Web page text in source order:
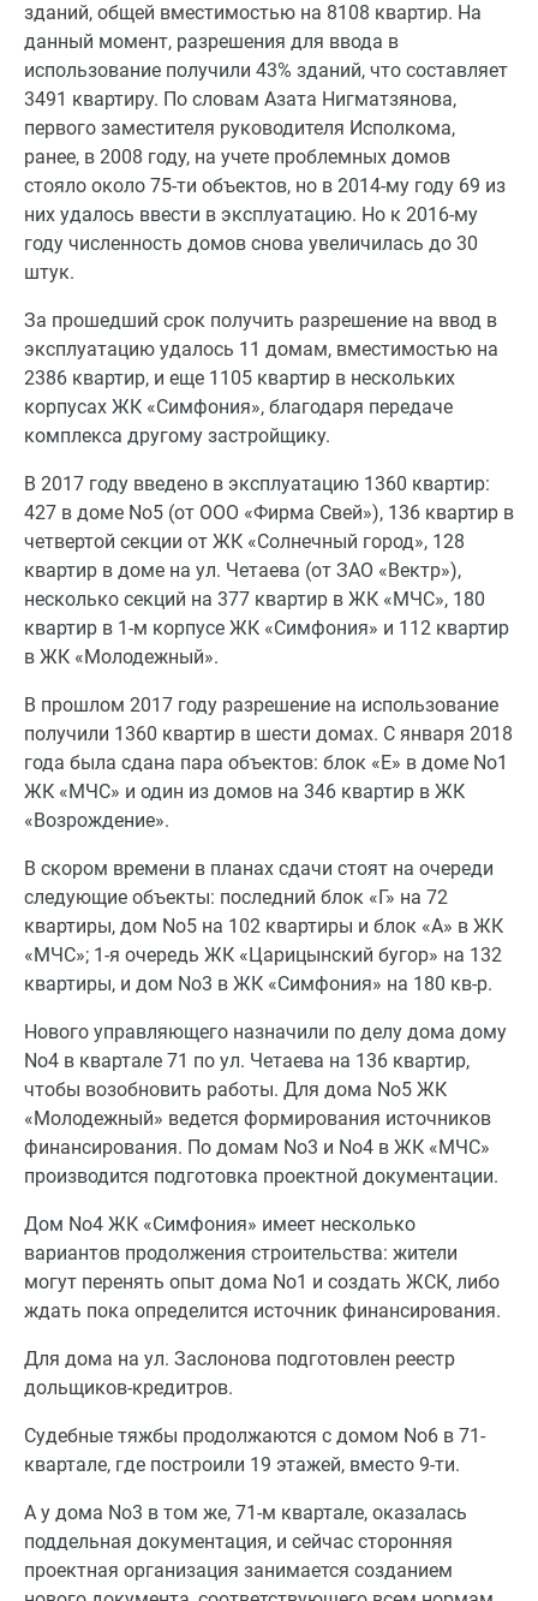
зданий, общей вместимостью на 8108 квартир. На
данный момент, разрешения для ввода в
использование получили 43% зданий, что составляет
3491 квартиру. По словам Азата Нигматзянова,
первого заместителя руководителя Исполкома,
ранее, в 2008 году, на учете проблемных домов
стояло около 75-ти объектов, но в 2014-му году 69 из
них удалось ввести в эксплуатацию. Но к 2016-му
году численность домов снова увеличилась до 30
штук.
За прошедший срок получить разрешение на ввод в
эксплуатацию удалось 11 домам, вместимостью на
2386 квартир, и еще 1105 квартир в нескольких
корпусах ЖК «Симфония», благодаря передаче
комплекса другому застройщику.
В 2017 году введено в эксплуатацию 1360 квартир:
427 в доме No5 (от ООО «Фирма Свей»), 136 квартир в
четвертой секции от ЖК «Солнечный город», 128
квартир в доме на ул. Четаева (от ЗАО «Вектр»),
несколько секций на 377 квартир в ЖК «МЧС», 180
квартир в 1-м корпусе ЖК «Симфония» и 112 квартир
в ЖК «Молодежный».
В прошлом 2017 году разрешение на использование
получили 1360 квартир в шести домах. С января 2018
года была сдана пара объектов: блок «Е» в доме No1
ЖК «МЧС» и один из домов на 346 квартир в ЖК
«Возрождение».
В скором времени в планах сдачи стоят на очереди
следующие объекты: последний блок «Г» на 72
квартиры, дом No5 на 102 квартиры и блок «А» в ЖК
«МЧС»; 1-я очередь ЖК «Царицынский бугор» на 132
квартиры, и дом No3 в ЖК «Симфония» на 180 кв-р.
Нового управляющего назначили по делу дома дому
No4 в квартале 71 по ул. Четаева на 136 квартир,
чтобы возобновить работы. Для дома No5 ЖК
«Молодежный» ведется формирования источников
финансирования. По домам No3 и No4 в ЖК «МЧС»
производится подготовка проектной документации.
Дом No4 ЖК «Симфония» имеет несколько
вариантов продолжения строительства: жители
могут перенять опыт дома No1 и создать ЖСК, либо
ждать пока определится источник финансирования.
Для дома на ул. Заслонова подготовлен реестр
дольщиков-кредитров.
Судебные тяжбы продолжаются с домом No6 в 71-
квартале, где построили 19 этажей, вместо 9-ти.
А у дома No3 в том же, 71-м квартале, оказалась
поддельная документация, и сейчас сторонняя
проектная организация занимается созданием